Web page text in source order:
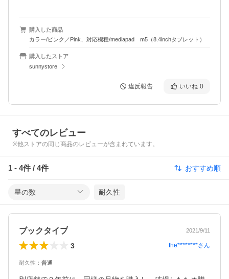
購入した商品
カラー/ピンク／Pink、対応機種/mediapad m5（8.4inchタブレット）
購入したストア
sunnystore
違反報告 いいね 0
すべてのレビュー
※他ストアの同じ商品のレビューが含まれています。
1 - 4件 / 4件 おすすめ順
星の数 耐久性
ブックタイプ 2021/9/11
3 the********さん
耐久性 ： 普通